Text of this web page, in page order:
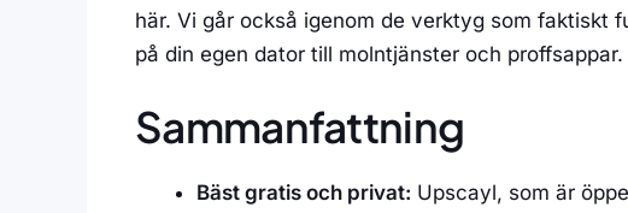
här. Vi går också igenom de verktyg som faktiskt
på din egen dator till molntjänster och proffsappar.
Sammanfattning
Bäst gratis och privat: Upscayl, som är